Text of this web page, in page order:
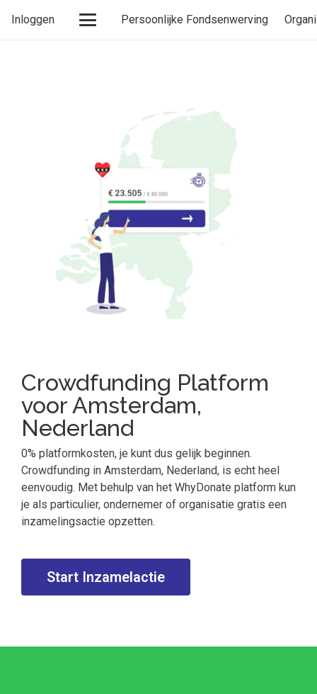
Inloggen Persoonlijke Fondsenwerving
Crowdfunding Platform
voor Amsterdam,
Nederland
0% platformkosten, je kunt dus gelijk beginnen.
Crowdfunding in Amsterdam, Nederland, is echt heel
eenvoudig. Met behulp van het WhyDonate platform kun
je als particulier, ondernemer of organisatie gratis een
inzamelingsactie opzetten.
Start Inzamelactie